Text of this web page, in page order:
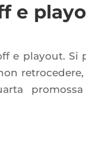
e
e playout. Si
retrocedere,